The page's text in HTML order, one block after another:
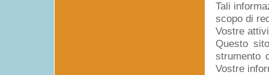
Tali
scopo di
Vostre
Questo
strumento
Vostre